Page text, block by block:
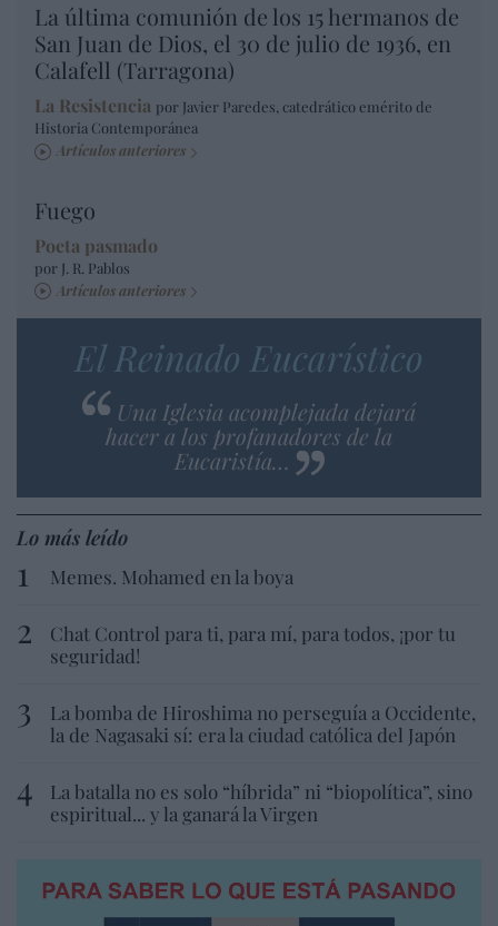
La última comunión de los 15 hermanos de
San Juan de Dios, el 30 de julio de 1936, en
Calafell (Tarragona)
La Resistencia por Javier Paredes, catedrático emérito de
Historia Contemporánea
Artículos anteriores
Fuego
Poeta pasmado
por J. R. Pablos
Artículos anteriores
El Reinado Eucarístico
Una Iglesia acomplejada dejará
hacer a los profanadores de la
Eucaristía…
Lo más leído
Memes. Mohamed en la boya
Chat Control para ti, para mí, para todos, ¡por tu
seguridad!
La bomba de Hiroshima no perseguía a Occidente,
la de Nagasaki sí: era la ciudad católica del Japón
La batalla no es solo “híbrida” ni “biopolítica”, sino
espiritual... y la ganará la Virgen